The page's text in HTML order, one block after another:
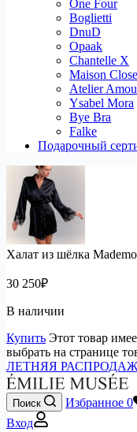
One Four
Boglietti
DnuD
Opaak
Chantelle X
Maison Close
Atelier
Ysabel Mora
Bye Bra
Falke
Подарочный
Халат из шёлка
30 250₽
В наличии
Купить Этот товар
выбрать на странице
ЛЕТНЯЯ
Поиск Избранное 0
Вход